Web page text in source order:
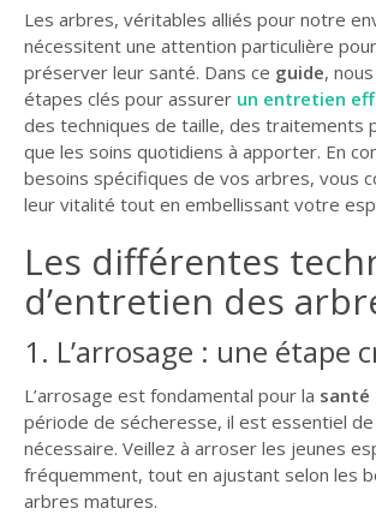
Les arbres, véritables alliés pour notre
nécessitent une attention particulière
préserver leur santé. Dans ce guide,
étapes clés pour assurer un entretien
des techniques de taille, des traitements
que les soins quotidiens à apporter. En
besoins spécifiques de vos arbres, vous
leur vitalité tout en embellissant votre
Les différentes
d’entretien des
1. L’arrosage : une étape
L’arrosage est fondamental pour la santé
période de sécheresse, il est essentiel de
nécessaire. Veillez à arroser les jeunes
fréquemment, tout en ajustant selon les
arbres matures.